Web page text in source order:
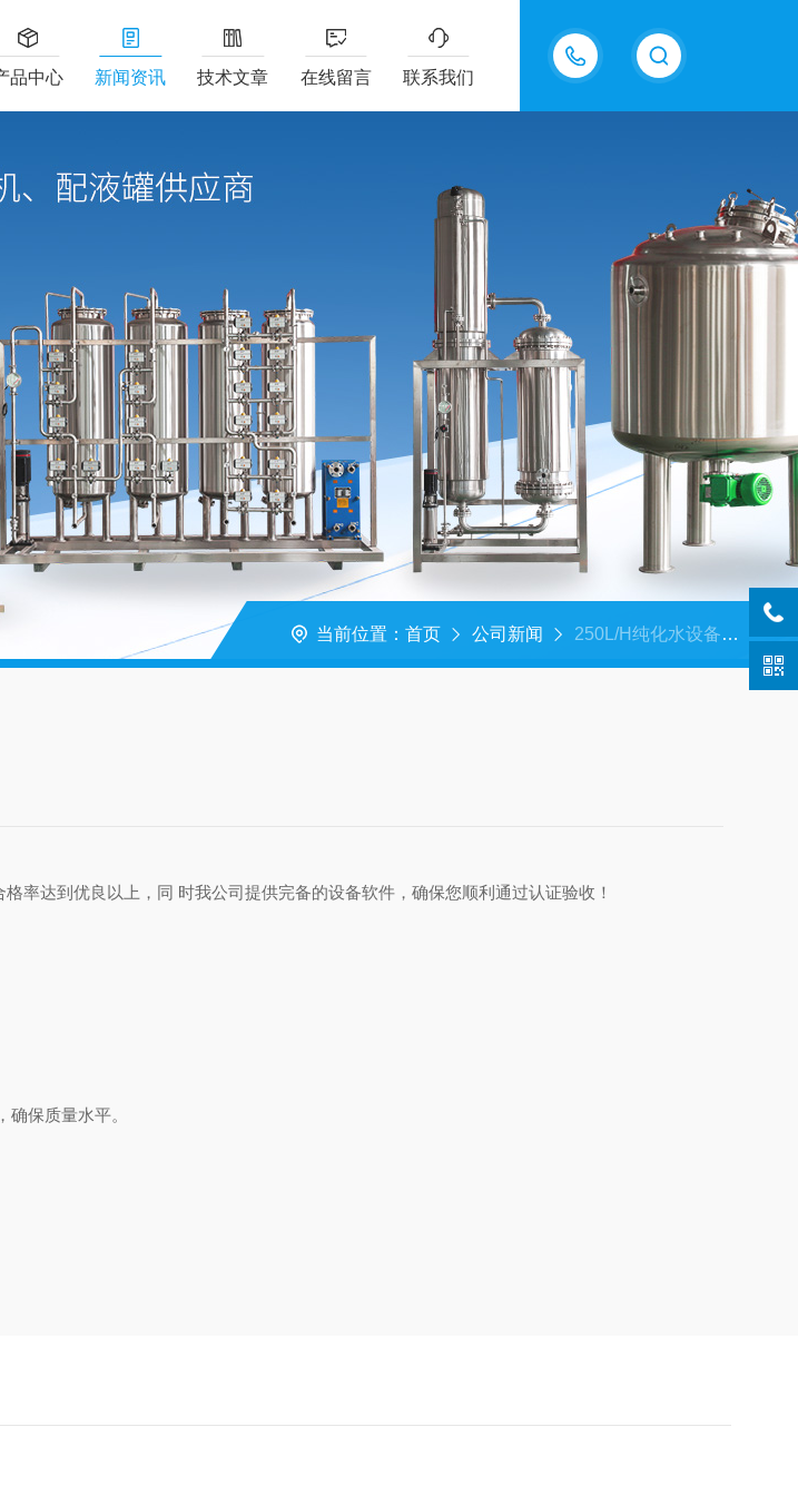
13770985289
品中心 新闻资讯 技术文章 在线留言 联系我们
当前位置： 首页 公司新闻 250L/H纯化水设备，发货南京！！
率达到优良以上，同 时我公司提供完备的设备软件，确保您顺利通过认证验收！
保质量水平。